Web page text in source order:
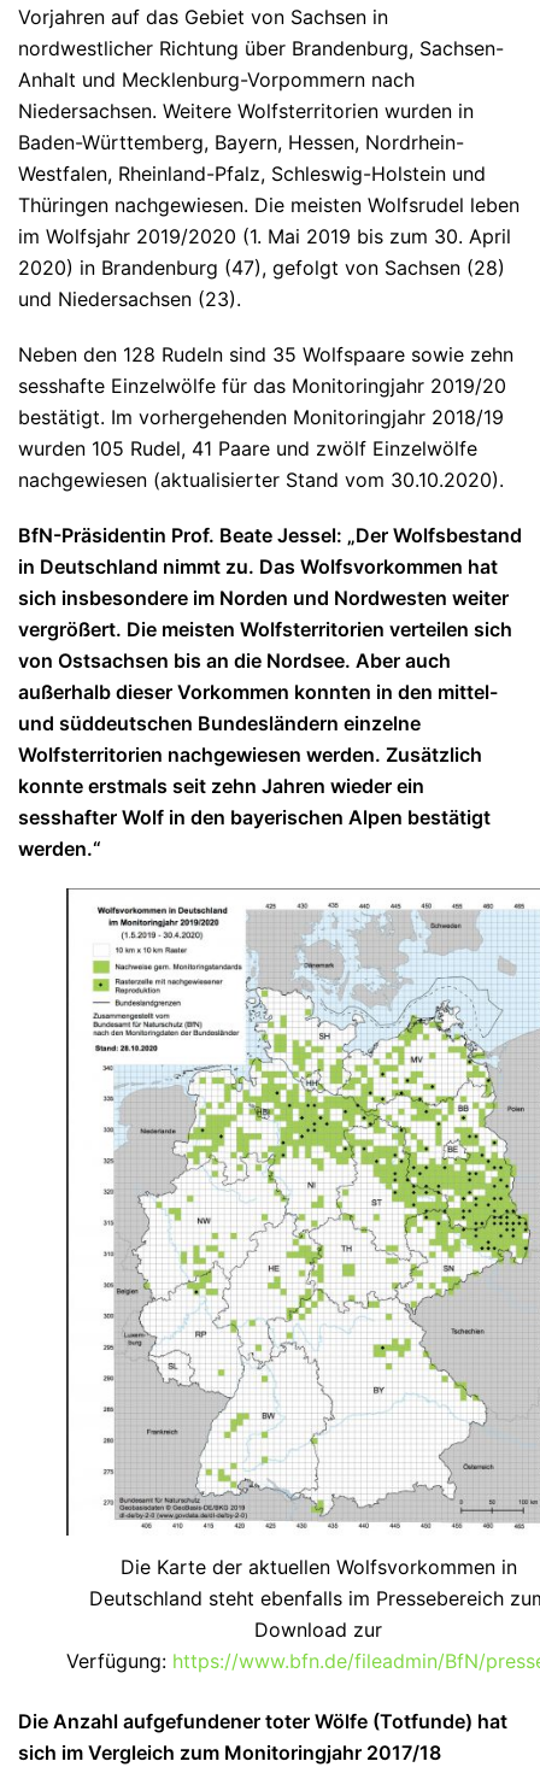
Vorjahren auf das Gebiet von Sachsen in
nordwestlicher Richtung über Brandenburg, Sachsen-
Anhalt und Mecklenburg-Vorpommern nach
Niedersachsen. Weitere Wolfsterritorien wurden in
Baden-Württemberg, Bayern, Hessen, Nordrhein-
Westfalen, Rheinland-Pfalz, Schleswig-Holstein und
Thüringen nachgewiesen. Die meisten Wolfsrudel leben
im Wolfsjahr 2019/2020 (1. Mai 2019 bis zum 30. April
2020) in Brandenburg (47), gefolgt von Sachsen (28)
und Niedersachsen (23).
Neben den 128 Rudeln sind 35 Wolfspaare sowie zehn
sesshafte Einzelwölfe für das Monitoringjahr 2019/20
bestätigt. Im vorhergehenden Monitoringjahr 2018/19
wurden 105 Rudel, 41 Paare und zwölf Einzelwölfe
nachgewiesen (aktualisierter Stand vom 30.10.2020).
BfN-Präsidentin Prof. Beate Jessel: „Der Wolfsbestand
in Deutschland nimmt zu. Das Wolfsvorkommen hat
sich insbesondere im Norden und Nordwesten weiter
vergrößert. Die meisten Wolfsterritorien verteilen sich
von Ostsachsen bis an die Nordsee. Aber auch
außerhalb dieser Vorkommen konnten in den mittel-
und süddeutschen Bundesländern einzelne
Wolfsterritorien nachgewiesen werden. Zusätzlich
konnte erstmals seit zehn Jahren wieder ein
sesshafter Wolf in den bayerischen Alpen bestätigt
werden.“
Die Karte der aktuellen Wolfsvorkommen in
Deutschland steht ebenfalls im Pressebereich
Download zur
Verfügung: https://www.bfn.de/fileadmin/BfN/
Die Anzahl aufgefundener toter Wölfe (Totfunde) hat
sich im Vergleich zum Monitoringjahr 2017/18